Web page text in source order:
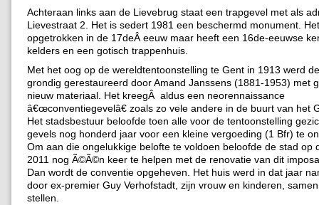
Achteraan links aan de Lievebrug staat een trapgevel met als
Lievestraat 2. Het is sedert 1981 een beschermd monument.
opgetrokken in de 17deÂ eeuw maar heeft een 16de-eeuwse
kelders en een gotisch trappenhuis.
Met het oog op de wereldtentoonstelling te Gent in 1913 werd
grondig gerestaureerd door Amand Janssens (1881-1953) met
nieuw materiaal. Het kreegÂ aldus een neorennaissance
â€œconventiegevelâ€ zoals zo vele andere in de buurt van het
Het stadsbestuur beloofde toen alle voor de tentoonstelling
gevels nog honderd jaar voor een kleine vergoeding (1 Bfr) te
Om aan die ongelukkige belofte te voldoen beloofde de stad op
2011 nog Ã©Ã©n keer te helpen met de renovatie van dit
Dan wordt de conventie opgeheven. Het huis werd in dat jaar
door ex-premier Guy Verhofstadt, zijn vrouw en kinderen,
stellen.